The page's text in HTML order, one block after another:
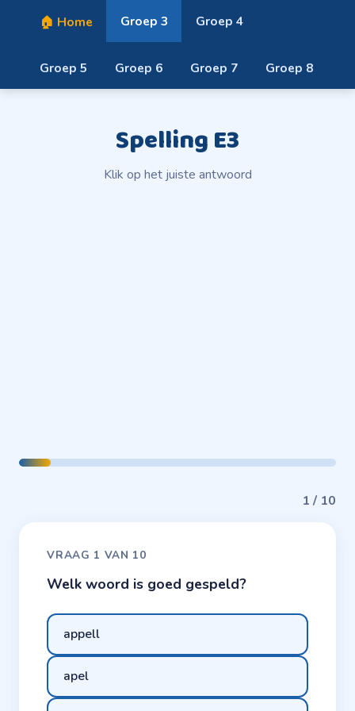
🏠 Home Groep 3 Groep 4
Groep 5 Groep 6 Groep 7 Groep 8
Spelling E3
Klik op het juiste antwoord
1 / 10
VRAAG 1 VAN 10
Welk woord is goed gespeld?
appell
apel